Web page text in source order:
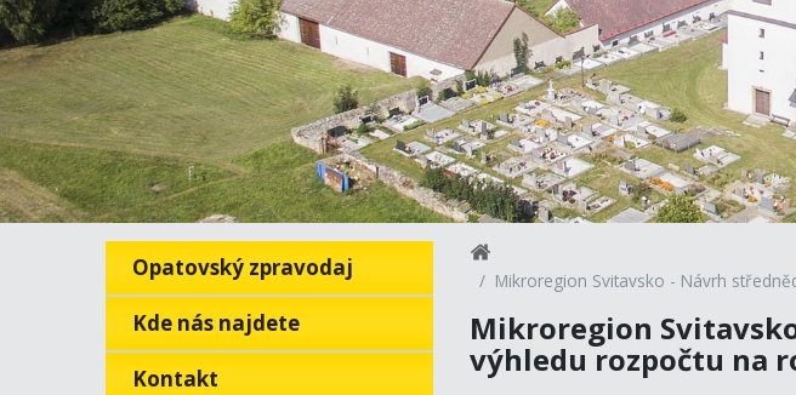
Opatovský zpravodaj
Kde nás najdete
Kontakt
Mikroregion Svitavsko - Návrh
Mikroregion
výhledu rozpočtu na